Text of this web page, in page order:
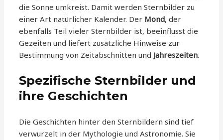
die Sonne umkreist. Damit werden Sternbilder zu
einer Art natürlicher Kalender. Der Mond, der
ebenfalls Teil vieler Sternbilder ist, beeinflusst die
Gezeiten und liefert zusätzliche Hinweise zur
Bestimmung von Zeitabschnitten und Jahreszeiten.
Spezifische Sternbilder und
ihre Geschichten
Die Geschichten hinter den Sternbildern sind tief
verwurzelt in der Mythologie und Astronomie. Sie